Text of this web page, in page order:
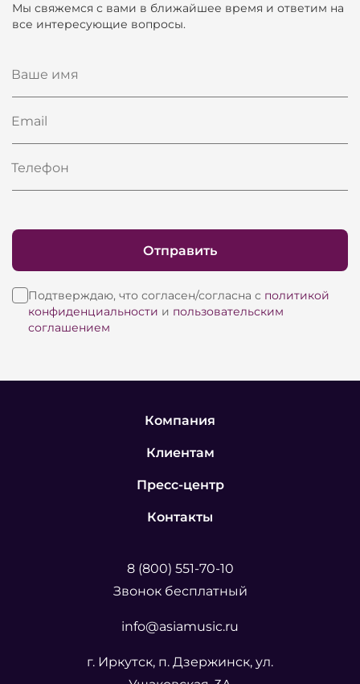
для кино акустики, в которой как правило
используются простые конструкции сабвуферов
Eurosound ACE звучание вплотную
приближается к звучанию концертных систем.
Мы свяжемся с вами в ближайшее время и ответим на
все интересующие вопросы.
Ваше имя
Email
Телефон
Подтверждаю, что согласен/согласна с политикой
конфиденциальности и пользовательским
соглашением
Отправить
Компания
Клиентам
Пресс-центр
Контакты
8 (800) 551-70-10
Звонок бесплатный
info@asiamusic.ru
г. Иркутск, п. Дзержинск, ул.